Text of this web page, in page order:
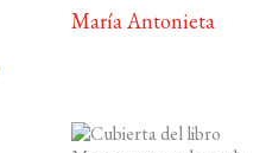
María Antonieta